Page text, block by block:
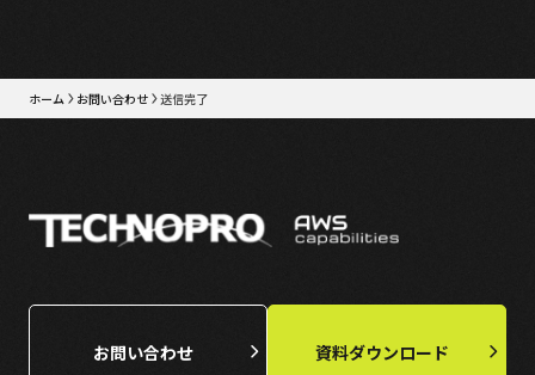
ホーム お問い合わせ 送信完了
お問い合わせ 資料ダウンロード